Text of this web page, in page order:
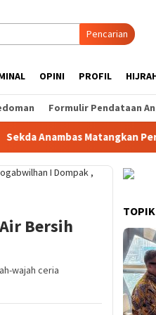
Pencarian
OPINI PROFIL
Formulir Pendataan
Matangkan Persiapan HUT
Bersih
wajah ceria